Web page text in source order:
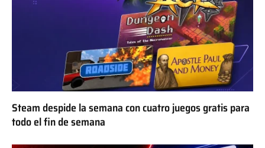
Steam despide la semana con cuatro juegos gratis para
todo el fin de semana